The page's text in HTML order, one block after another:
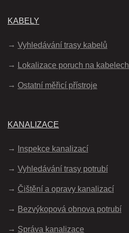
KABELY
Vyhledávání trasy kabelů
Lokalizace poruch na kabelech
Ostatní měřicí přístroje
KANALIZACE
Inspekce kanalizací
Vyhledávání trasy potrubí
Čištění a opravy kanalizací
Bezvýkopová obnova potrubí
Správa kanalizace